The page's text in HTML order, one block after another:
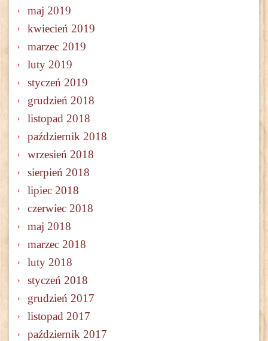
maj 2019
kwiecień 2019
marzec 2019
luty 2019
styczeń 2019
grudzień 2018
listopad 2018
październik 2018
wrzesień 2018
sierpień 2018
lipiec 2018
czerwiec 2018
maj 2018
marzec 2018
luty 2018
styczeń 2018
grudzień 2017
listopad 2017
październik 2017